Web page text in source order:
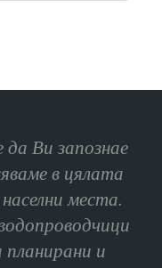
Ви запознае
в цялата
места.
и